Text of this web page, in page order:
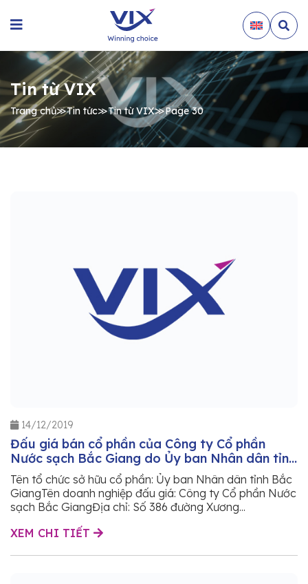
Tin từ VIX
Trang chủ≫Tin tức≫Tin từ VIX≫Page 30
14/12/2019
Đấu giá bán cổ phần của Công ty Cổ phần
Nước sạch Bắc Giang do Ủy ban Nhân dân tỉnh
Bắc Giang sở hữu
Tên tổ chức sở hữu cổ phần: Ủy ban Nhân dân tỉnh Bắc
GiangTên doanh nghiệp đấu giá: Công ty Cổ phần Nước
sạch Bắc GiangĐịa chỉ: Số 386 đường Xương...
XEM CHI TIẾT